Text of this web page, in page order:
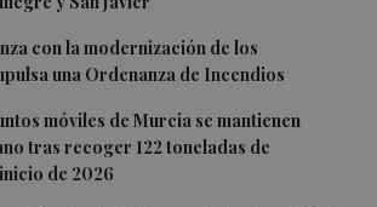
con la modernización de los
una Ordenanza de Incendios
móviles de Murcia se mantienen
tras recoger 122 toneladas de
de 2026